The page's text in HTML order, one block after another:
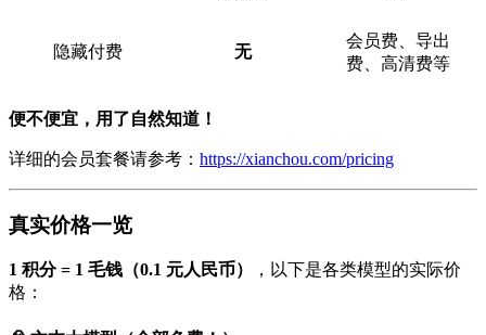
隐藏付费 无
会员费、导出
费、高清费等
便不便宜，用了自然知道！
详细的会员套餐请参考： https://xianchou.com/pricing
真实价格一览
1 积分 = 1 毛钱（0.1 元人民币）
，以下是各类模型的实际价
格：